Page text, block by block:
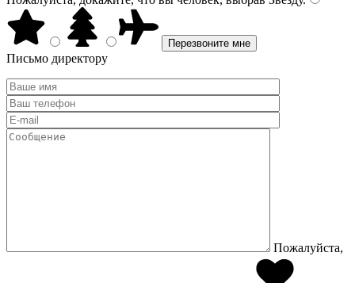
Письмо директору
Пожалуйста,